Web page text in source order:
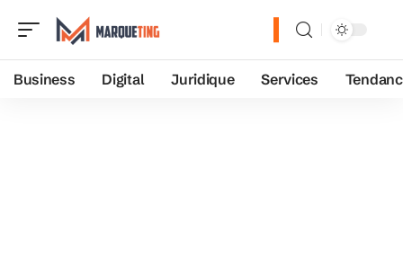
Business Digital Juridique Services